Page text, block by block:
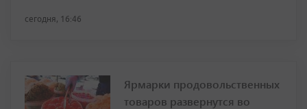
сегодня, 16:46
Ярмарки продовольственных
товаров развернутся во